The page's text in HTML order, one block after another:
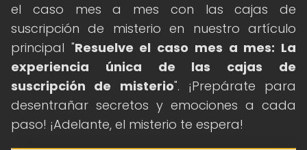
el caso mes a mes con las cajas de
suscripción de misterio en nuestro artículo
principal "Resuelve el caso mes a mes: La
experiencia única de las cajas de
suscripción de misterio". ¡Prepárate para
desentrañar secretos y emociones a cada
paso! ¡Adelante, el misterio te espera!